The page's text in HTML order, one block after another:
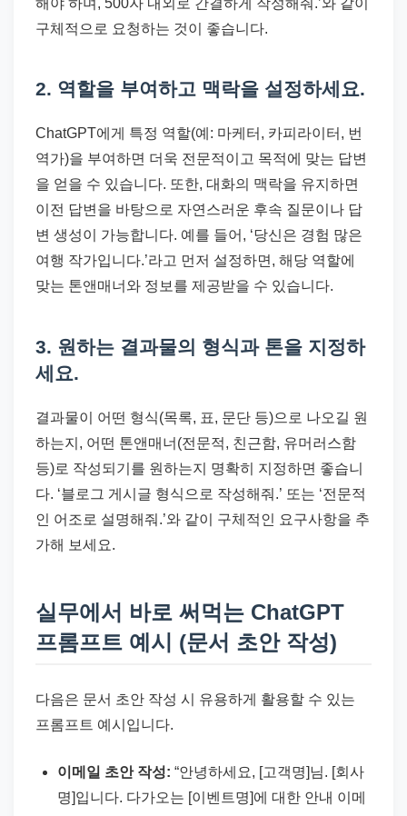
해야 하며, 500자 내외로 간결하게 작성해줘.’와 같이
구체적으로 요청하는 것이 좋습니다.
2. 역할을 부여하고 맥락을 설정하세요.
ChatGPT에게 특정 역할(예: 마케터, 카피라이터, 번
역가)을 부여하면 더욱 전문적이고 목적에 맞는 답변
을 얻을 수 있습니다. 또한, 대화의 맥락을 유지하면
이전 답변을 바탕으로 자연스러운 후속 질문이나 답
변 생성이 가능합니다. 예를 들어, ‘당신은 경험 많은
여행 작가입니다.’라고 먼저 설정하면, 해당 역할에
맞는 톤앤매너와 정보를 제공받을 수 있습니다.
3. 원하는 결과물의 형식과 톤을 지정하
세요.
결과물이 어떤 형식(목록, 표, 문단 등)으로 나오길 원
하는지, 어떤 톤앤매너(전문적, 친근함, 유머러스함
등)로 작성되기를 원하는지 명확히 지정하면 좋습니
다. ‘블로그 게시글 형식으로 작성해줘.’ 또는 ‘전문적
인 어조로 설명해줘.’와 같이 구체적인 요구사항을 추
가해 보세요.
실무에서 바로 써먹는 ChatGPT
프롬프트 예시 (문서 초안 작성)
다음은 문서 초안 작성 시 유용하게 활용할 수 있는
프롬프트 예시입니다.
이메일 초안 작성: “안녕하세요, [고객명]님. [회사
명]입니다. 다가오는 [이벤트명]에 대한 안내 이메